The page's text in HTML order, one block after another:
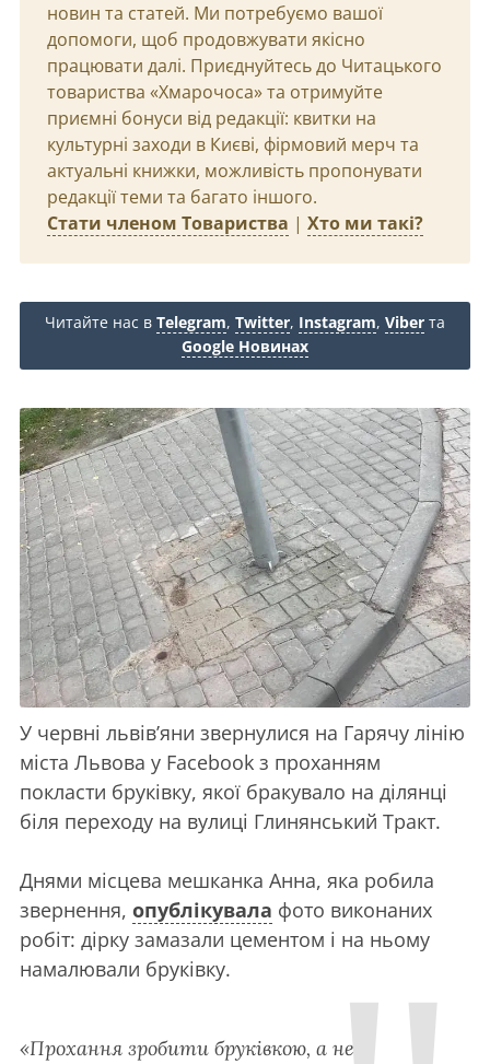
новин та статей. Ми потребуємо вашої
допомоги, щоб продовжувати якісно
працювати далі. Приєднуйтесь до Читацького
товариства «Хмарочоса» та отримуйте
приємні бонуси від редакції: квитки на
культурні заходи в Києві, фірмовий мерч та
актуальні книжки, можливість пропонувати
редакції теми та багато іншого.
Стати членом Товариства | Хто ми такі?
Читайте нас в Telegram, Twitter, Instagram, Viber та
Google Новинах
У червні львів’яни звернулися на Гарячу лінію
міста Львова у Facebook з проханням
покласти бруківку, якої бракувало на ділянці
біля переходу на вулиці Глинянський Тракт.
Днями місцева мешканка Анна, яка робила
звернення, опублікувала фото виконаних
робіт: дірку замазали цементом і на ньому
намалювали бруківку.
«Прохання зробити бруківкою, а не